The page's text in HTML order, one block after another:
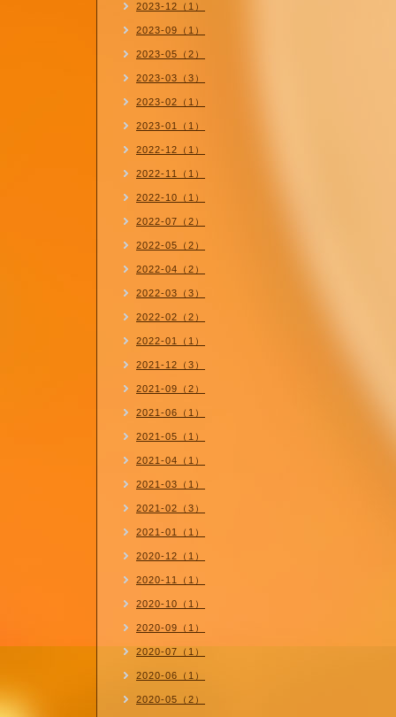
2023-12（1）
2023-09（1）
2023-05（2）
2023-03（3）
2023-02（1）
2023-01（1）
2022-12（1）
2022-11（1）
2022-10（1）
2022-07（2）
2022-05（2）
2022-04（2）
2022-03（3）
2022-02（2）
2022-01（1）
2021-12（3）
2021-09（2）
2021-06（1）
2021-05（1）
2021-04（1）
2021-03（1）
2021-02（3）
2021-01（1）
2020-12（1）
2020-11（1）
2020-10（1）
2020-09（1）
2020-07（1）
2020-06（1）
2020-05（2）